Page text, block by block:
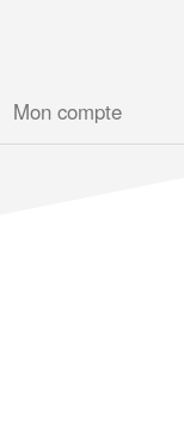
Mon compte